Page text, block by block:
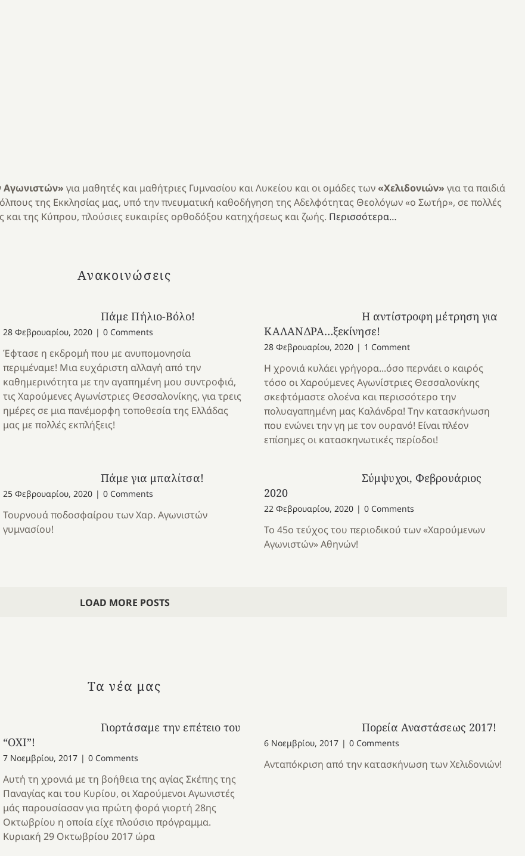
Αγωνιστών» για μαθητές και μαθήτριες Γυμνασίου και Λυκείου και οι ομάδες των«Χελιδονιών» για τα παιδιά
της Εκκλησίας μας, υπό την πνευματική καθοδήγηση της Αδελφότητας Θεολόγων «ο Σωτήρ», σε πολλές
και της Κύπρου, πλούσιες ευκαιρίες ορθοδόξου κατηχήσεως και ζωής. Περισσότερα…
Ανακοινώσεις
Πάμε Πήλιο-Βόλο!
28 Φεβρουαρίου, 2020 | 0 Comments
Έφτασε η εκδρομή που με ανυπομονησία
περιμέναμε! Μια ευχάριστη αλλαγή από την
καθημερινότητα με την αγαπημένη μου συντροφιά,
τις Χαρούμενες Αγωνίστριες Θεσσαλονίκης, για τρεις
ημέρες σε μια πανέμορφη τοποθεσία της Ελλάδας
μας με πολλές εκπλήξεις!
Η αντίστροφη μέτρηση για
ΚΑΛΑΝΔΡΑ…ξεκίνησε!
28 Φεβρουαρίου, 2020 | 1 Comment
Η χρονιά κυλάει γρήγορα...όσο περνάει ο καιρός
τόσο οι Χαρούμενες Αγωνίστριες Θεσσαλονίκης
σκεφτόμαστε ολοένα και περισσότερο την
πολυαγαπημένη μας Καλάνδρα! Την κατασκήνωση
που ενώνει την γη με τον ουρανό! Είναι πλέον
επίσημες οι κατασκηνωτικές περίοδοι!
Πάμε για μπαλίτσα!
25 Φεβρουαρίου, 2020 | 0 Comments
Τουρνουά ποδοσφαίρου των Χαρ. Αγωνιστών
γυμνασίου!
Σύμψυχοι, Φεβρουάριος
2020
22 Φεβρουαρίου, 2020 | 0 Comments
Το 45ο τεύχος του περιοδικού των «Χαρούμενων
Αγωνιστών» Αθηνών!
LOAD MORE POSTS
Τα νέα μας
Γιορτάσαμε την επέτειο του
“ΟΧΙ”!
7 Νοεμβρίου, 2017 | 0 Comments
Αυτή τη χρονιά με τη βοήθεια της αγίας Σκέπης της
Παναγίας και του Κυρίου, οι Χαρούμενοι Αγωνιστές
μάς παρουσίασαν για πρώτη φορά γιορτή 28ης
Οκτωβρίου η οποία είχε πλούσιο πρόγραμμα.
Κυριακή 29 Οκτωβρίου 2017 ώρα
Πορεία Αναστάσεως 2017!
6 Νοεμβρίου, 2017 | 0 Comments
Ανταπόκριση από την κατασκήνωση των Χελιδονιών!